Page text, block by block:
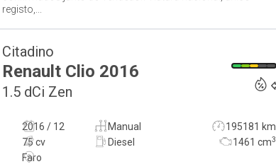
registo,...
Citadino
Renault Clio 2016
1.5 dCi Zen
2016 / 12 Manual
195181 km
75 cv
Diesel 1461 cm3
Faro